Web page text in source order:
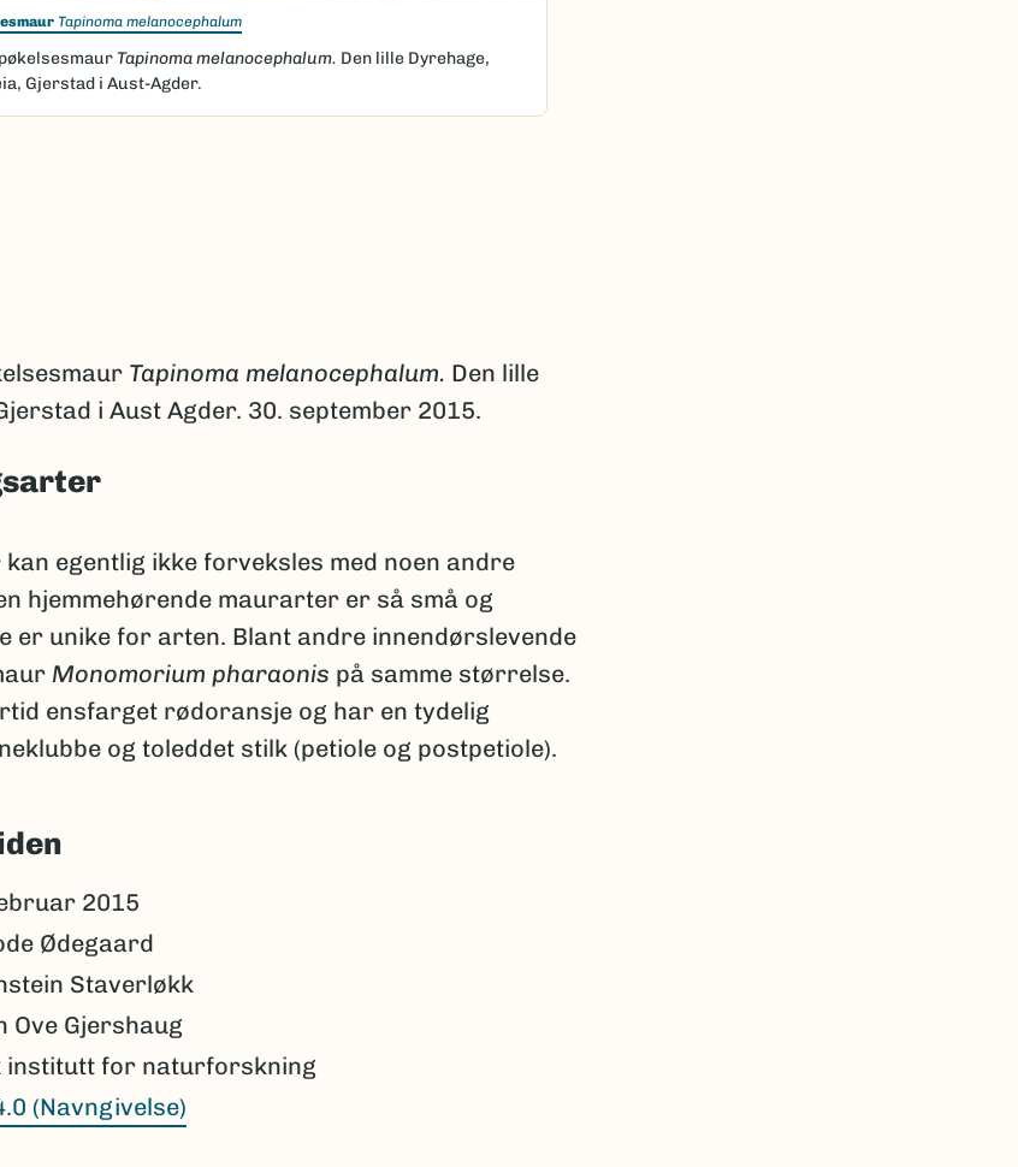
Tapinoma melanocephalum
Tapinoma melanocephalum. Den lille Dyrehage,
Gjerstad i Aust-Agder.
Tapinoma melanocephalum. Den lille
i Aust Agder. 30. september 2015.
egentlig ikke forveksles med noen andre
hjemmehørende maurarter er så små og
er unike for arten. Blant andre innendørslevende
Monomorium pharaonis på samme størrelse.
ensfarget rødoransje og har en tydelig
og toleddet stilk (petiole og postpetiole).
2015
Ødegaard
Staverløkk
Ove Gjershaug
institutt for naturforskning
(Navngivelse)